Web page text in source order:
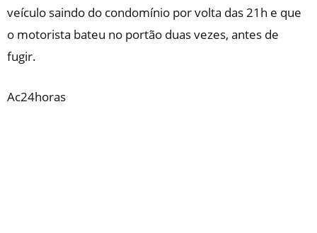
veículo saindo do condomínio por volta das 21h e que
o motorista bateu no portão duas vezes, antes de
fugir.
Ac24horas